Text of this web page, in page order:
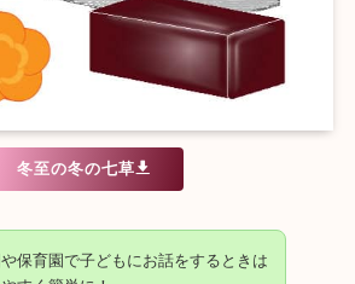
冬至の冬の七草
保育園で子どもにお話をするときは